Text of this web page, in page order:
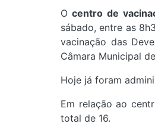
O centro de
sábado, entre as
vacinação das
Câmara Municipal
Hoje já foram
Em relação ao
total de 16.